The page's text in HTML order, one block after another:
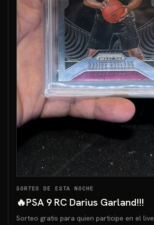
SORTEO DE ESTA NOCHE
🔥PSA 9 RC Darius Garland!!!
Sorteo gratis para quien participe en el live